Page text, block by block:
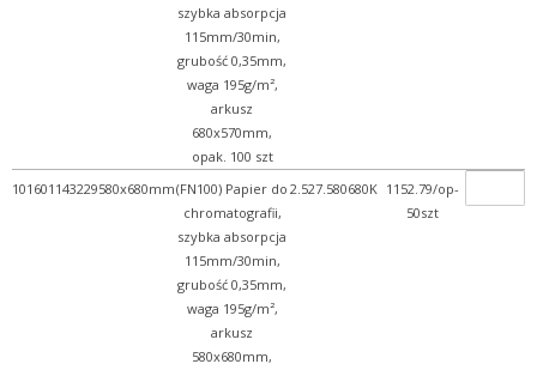
szybka absorpcja
115mm/30min,
grubość 0,35mm,
waga 195g/m²,
arkusz
680x570mm,
opak. 100 szt
101601143229580x680mm(FN100) Papier do
chromatografii,
szybka absorpcja
115mm/30min,
grubość 0,35mm,
waga 195g/m²,
arkusz
580x680mm,
2.527.580680K 1152.79/op-
50szt